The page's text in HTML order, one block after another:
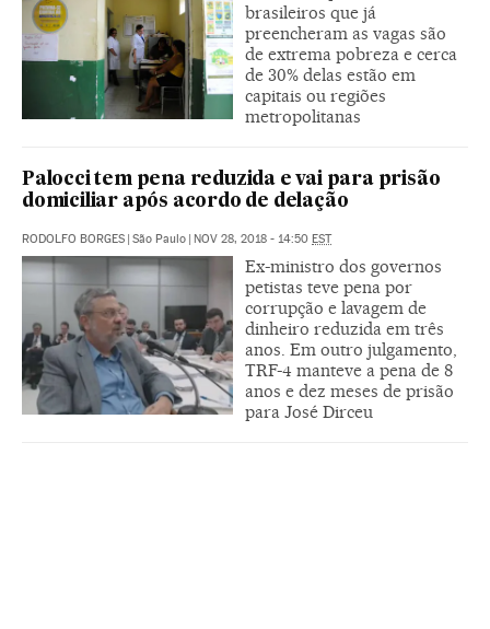
brasileiros que já
preencheram as vagas são
de extrema pobreza e cerca
de 30% delas estão em
capitais ou regiões
metropolitanas
Palocci tem pena reduzida e vai para prisão
domiciliar após acordo de delação
RODOLFO BORGES São Paulo NOV 28, 2018 - 14:50 EST
Ex-ministro dos governos
petistas teve pena por
corrupção e lavagem de
dinheiro reduzida em três
anos. Em outro julgamento,
TRF-4 manteve a pena de 8
anos e dez meses de prisão
para José Dirceu